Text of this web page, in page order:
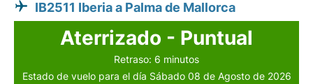
IB2511 Iberia a Palma de Mallorca
Aterrizado - Puntual
Retraso: 6 minutos
Estado de vuelo para el día Sábado 08 de Agosto de 2026